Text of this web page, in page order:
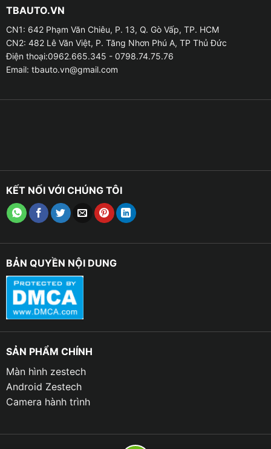
✔ Việc lắp đặt camera hành trình cho xe VinFast VF3
có thể đóng vai trò quan trọng trong việc hỗ trợ lái xe
an toàn. Ngoài ra còn được trang bị các tính năng như
cảnh báo tốc độ, cảnh báo ra khi đi chênh làn đường,
cảnh báo khoảng cách với xe phía trước cũng như các
nó còn đóng vai trò quan trọng trong việc bảo vệ cho
xe trước các hành vi gian lận hoặc phá hoại.
✔ Với việc lắp đặt một chiếc camera hành trình tốt cho
mình.
TBAUTO.VN
CN1: 642 Phạm Văn Chiêu, P. 13, Q. Gò Vấp, TP. HCM
CN2: 482 Lê Văn Việt, P. Tăng Nhơn Phú A, TP Thủ Đức
Điện thoại:0962.665.345 - 0798.74.75.76
Email: tbauto.vn@gmail.com
KẾT NỐI VỚI CHÚNG TÔI
BẢN QUYỀN NỘI DUNG
SẢN PHẨM CHÍNH
Màn hình zestech
Android Zestech
Camera hành trình